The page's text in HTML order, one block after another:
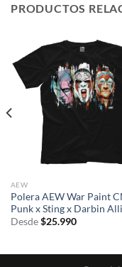
PRODUCTOS
AEW
Polera AEW War Paint
Punk x Sting x Darbin
Desde $25.990